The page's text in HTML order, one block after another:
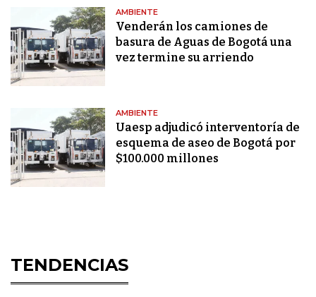
AMBIENTE
Venderán los camiones de
basura de Aguas de Bogotá una
vez termine su arriendo
AMBIENTE
Uaesp adjudicó interventoría de
esquema de aseo de Bogotá por
$100.000 millones
TENDENCIAS